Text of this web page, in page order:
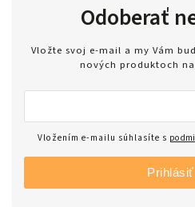
Odoberať
Vložte svoj e-mail a my Vám
nových produktoch
Vložením e-mailu súhlasíte s